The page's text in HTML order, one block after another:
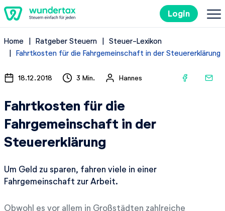
Login
So geht's
Kosten
Steuertipps
Steuer-Lexikon
Kostenlos ausprobieren
Home Ratgeber Steuern
Steuer-Lexikon
Fahrtkosten für die Fahrgemeinschaft in der Steuererklärung
18.12.2018 3 Min. Hannes
Fahrtkosten für die
Fahrgemeinschaft in der
Steuererklärung
Um Geld zu sparen, fahren viele in einer
Fahrgemeinschaft zur Arbeit.
Obwohl es vor allem in Großstädten zahlreiche